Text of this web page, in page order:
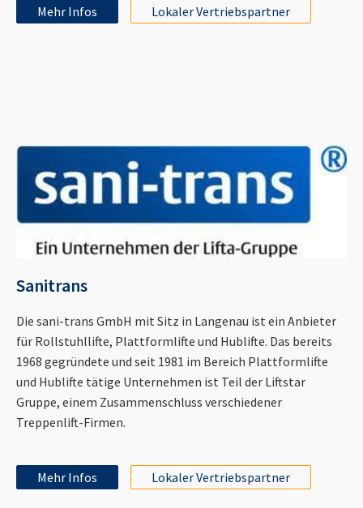
Mehr Infos Lokaler Vertriebspartner
Sanitrans
Die sani-trans GmbH mit Sitz in Langenau ist ein Anbieter
für Rollstuhllifte, Plattformlifte und Hublifte. Das bereits
1968 gegründete und seit 1981 im Bereich Plattformlifte
und Hublifte tätige Unternehmen ist Teil der Liftstar
Gruppe, einem Zusammenschluss verschiedener
Treppenlift-Firmen.
Mehr Infos Lokaler Vertriebspartner